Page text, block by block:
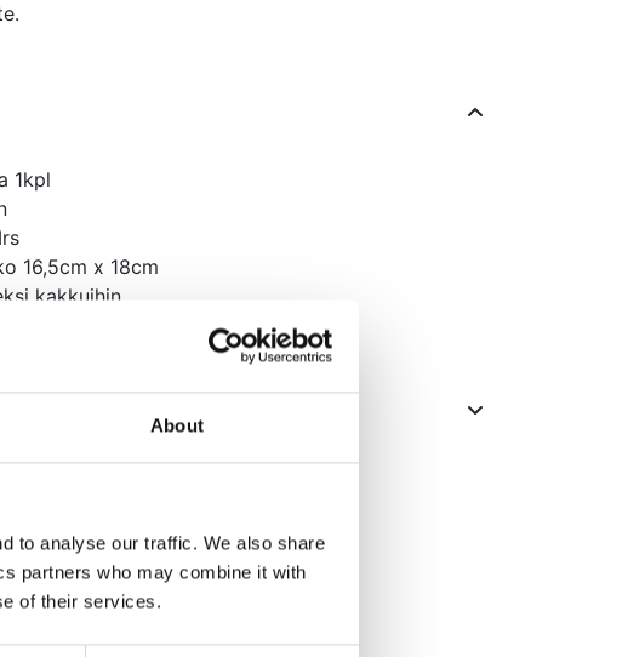
About
to analyse our traffic. We also share
partners who may combine it with
of their services.
1kpl
16,5cm x 18cm
kakkuihin